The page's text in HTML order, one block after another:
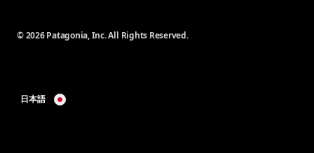
© 2026 Patagonia, Inc. All Rights Reserved.
日本語